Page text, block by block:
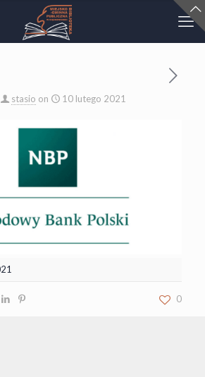
stasio on 10 lutego 2021
0